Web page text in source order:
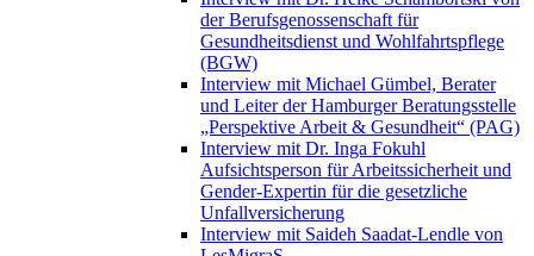
der Berufsgenossenschaft für
Gesundheitsdienst und Wohlfahrtspflege
(BGW)
Interview mit Michael Gümbel, Berater
und Leiter der Hamburger Beratungsstelle
„Perspektive Arbeit & Gesundheit“ (PAG)
Interview mit Dr. Inga Fokuhl
Aufsichtsperson für Arbeitssicherheit und
Gender-Expertin für die gesetzliche
Unfallversicherung
Interview mit Saideh Saadat-Lendle von